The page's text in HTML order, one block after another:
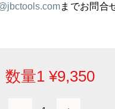
までお問合
数量1 ¥9,350